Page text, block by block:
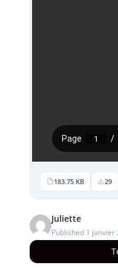
183.75 KB 29
Juliette
Published 1 janvier